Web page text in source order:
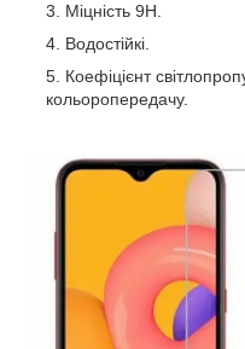
Міцність 9Н.
Водостійкі.
Коефіцієнт
кольоропередачу.